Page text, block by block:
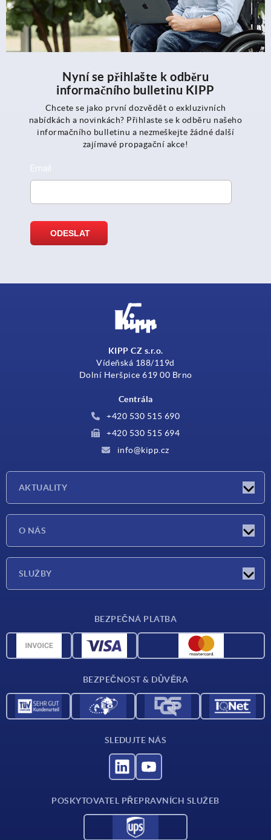
Nyní se přihlašte k odběru
informačního bulletinu KIPP
Chcete se jako první dozvědět o exkluzivních
nabídkách a novinkách? Přihlaste se k odběru našeho
informačního bulletinu a nezmeškejte žádné další
zajímavé propagační akce!
KIPP CZ s.r.o.
Vídeňská 188/119d
Dolní Heršpice 619 00 Brno
Centrála
+420 530 515 690
+420 530 515 694
info@kipp.cz
AKTUALITY
O NÁS
SLUŽBY
CAD data
BEZPEČNÁ PLATBA
BEZPEČNOST & DŮVĚRA
SLEDUJTE NÁS
POSKYTOVATEL PŘEPRAVNÍCH SLUŽEB